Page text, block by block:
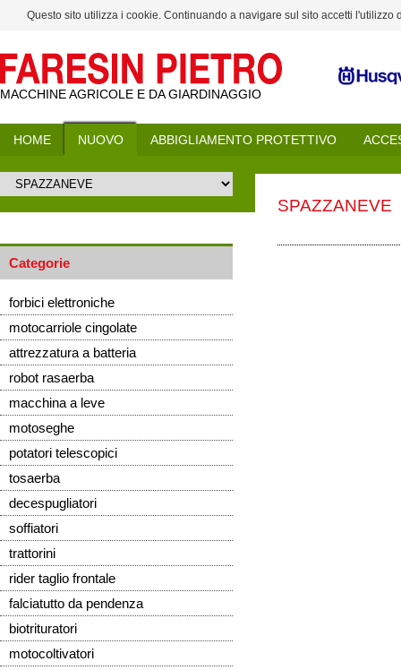
Questo sito utilizza i cookie. Continuando a navigare sul sito accetti l'utilizzo
MACCHINE AGRICOLE E DA GIARDINAGGIO
HOME NUOVO ABBIGLIAMENTO PROTETTIVO
Categorie
forbici elettroniche
motocarriole cingolate
attrezzatura a batteria
robot rasaerba
macchina a leve
motoseghe
potatori telescopici
tosaerba
decespugliatori
soffiatori
trattorini
rider taglio frontale
falciatutto da pendenza
biotrituratori
motocoltivatori
SPAZZANEVE